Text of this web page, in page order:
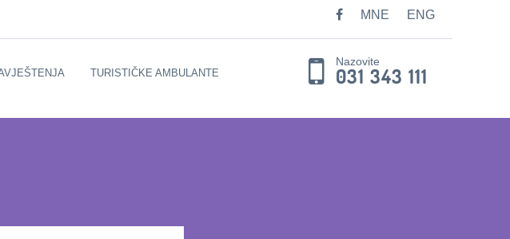
MNE ENG
TURISTIČKE AMBULANTE
Nazovite
031 343 111